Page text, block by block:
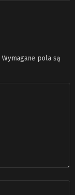
Wymagane pola są